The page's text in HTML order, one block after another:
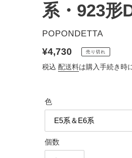
系・923形
販
元
POPONDETTA
通
常
¥4,730 売り切れ
税込 配送料は購入手続き時
色
個数